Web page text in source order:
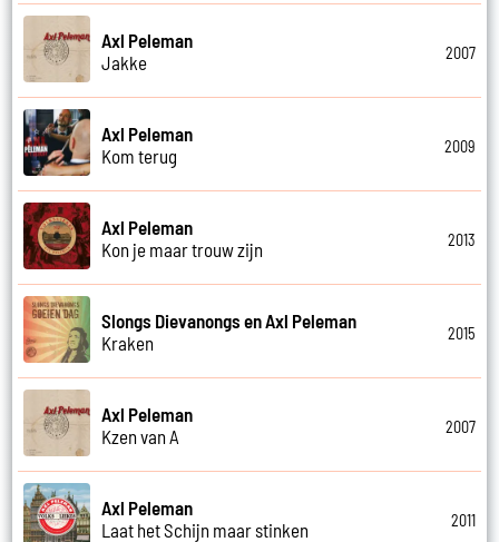
Axl Peleman
Jakke
2007
Axl Peleman
Kom terug
2009
Axl Peleman
Kon je maar trouw zijn
2013
Slongs Dievanongs en Axl Peleman
Kraken
2015
Axl Peleman
Kzen van A
2007
Axl Peleman
Laat het Schijn maar stinken
2011